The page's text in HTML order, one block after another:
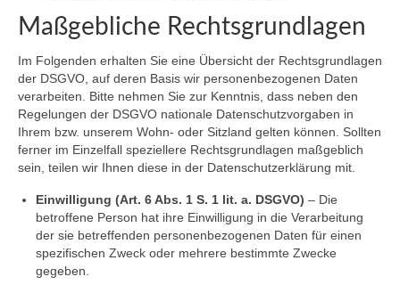
Maßgebliche Rechtsgrundlagen
Im Folgenden erhalten Sie eine Übersicht der Rechtsgrundlagen
der DSGVO, auf deren Basis wir personenbezogenen Daten
verarbeiten. Bitte nehmen Sie zur Kenntnis, dass neben den
Regelungen der DSGVO nationale Datenschutzvorgaben in
Ihrem bzw. unserem Wohn- oder Sitzland gelten können. Sollten
ferner im Einzelfall speziellere Rechtsgrundlagen maßgeblich
sein, teilen wir Ihnen diese in der Datenschutzerklärung mit.
Einwilligung (Art. 6 Abs. 1 S. 1 lit. a. DSGVO) – Die
betroffene Person hat ihre Einwilligung in die Verarbeitung
der sie betreffenden personenbezogenen Daten für einen
spezifischen Zweck oder mehrere bestimmte Zwecke
gegeben.